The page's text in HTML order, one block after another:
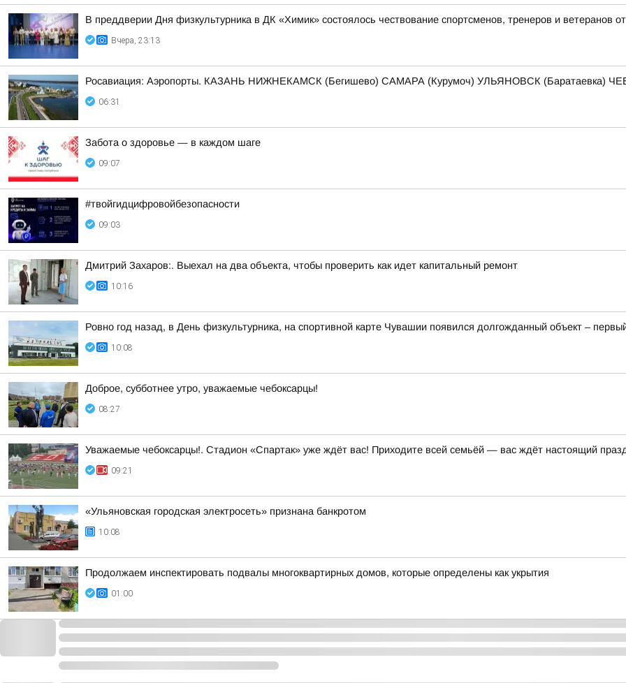
В преддверии Дня физкультурника в ДК «Химик» состоялось чествование спортсменов, тренеров и ветеранов
Вчера, 23:13
Росавиация: Аэропорты. КАЗАНЬ НИЖНЕКАМСК (Бегишево) САМАРА (Курумоч) УЛЬЯНОВСК (Баратаевка)
06:31
Забота о здоровье — в каждом шаге
09:07
#твойгидцифровойбезопасности
09:03
Дмитрий Захаров:. Выехал на два объекта, чтобы проверить как идет капитальный ремонт
10:16
Ровно год назад, в День физкультурника, на спортивной карте Чувашии появился долгожданный объект –
10:08
Доброе, субботнее утро, уважаемые чебоксарцы!
08:27
Уважаемые чебоксарцы!. Стадион «Спартак» уже ждёт вас! Приходите всей семьёй — вас ждёт настоящий
09:21
«Ульяновская городская электросеть» признана банкротом
10:08
Продолжаем инспектировать подвалы многоквартирных домов, которые определены как укрытия
01:00